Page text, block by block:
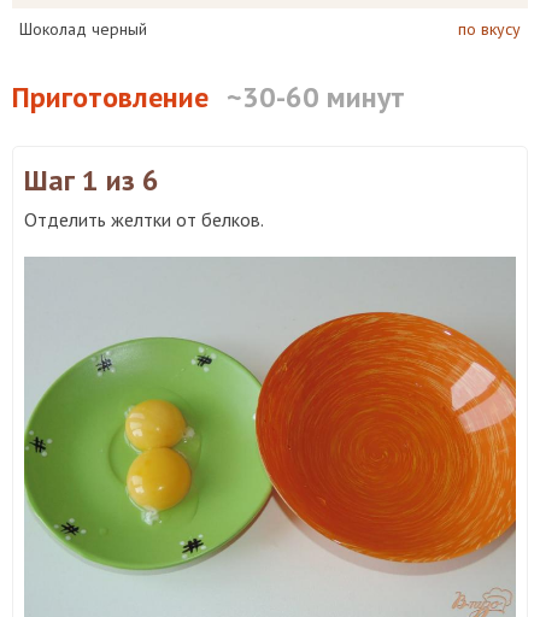
Шоколад черный
по вкусу
Приготовление ~30-60 минут
Шаг 1 из 6
Отделить желтки от белков.